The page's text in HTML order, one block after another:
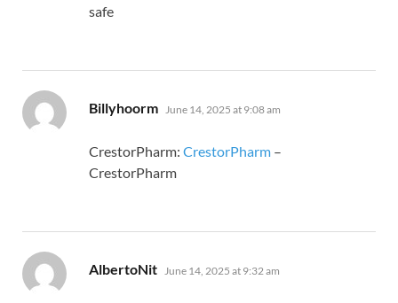
safe
Billyhoorm says:
June 14, 2025 at 9:08 am
CrestorPharm: CrestorPharm –
CrestorPharm
AlbertoNit says:
June 14, 2025 at 9:32 am